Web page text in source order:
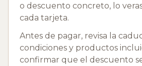
o descuento concreto, lo
cada tarjeta.
Antes de pagar, revisa la
condiciones y productos
confirmar que el descuento